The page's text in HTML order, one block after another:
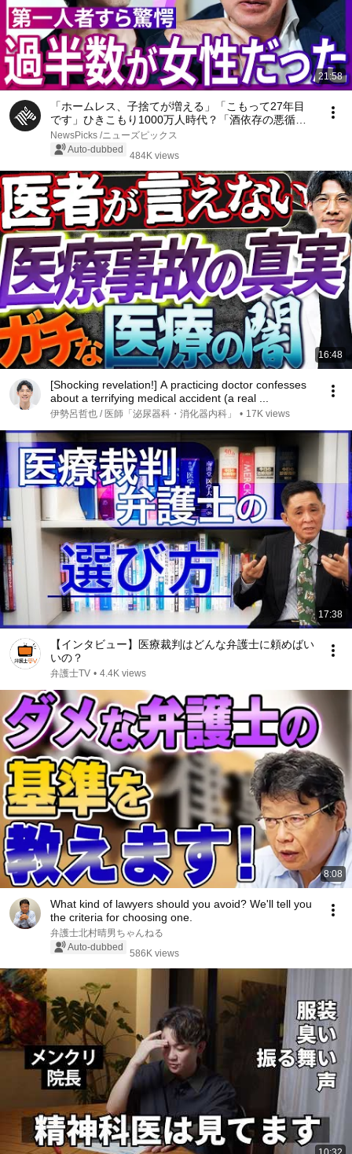
21:58
「ホームレス、子捨てが増える」「こもって27年目
です」ひきこもり1000万人時代？「酒依存の悪循環
と同じ」第一人者、斎藤環が明かす実態…子ども、家
族への対応、不登校の３大原因、孤独死の懸念【落合
NewsPicks /ニューズピックス
Auto-dubbed
484K views
16:48
[Shocking revelation!] A practicing doctor confesses
about a terrifying medical accident (a real ...
伊勢呂哲也 / 医師「泌尿器科・消化器内科」 • 17K views
17:38
【インタビュー】医療裁判はどんな弁護士に頼めばい
いの？
弁護士TV • 4.4K views
8:08
What kind of lawyers should you avoid? We'll tell you
the criteria for choosing one.
弁護士北村晴男ちゃんねる
Auto-dubbed
586K views